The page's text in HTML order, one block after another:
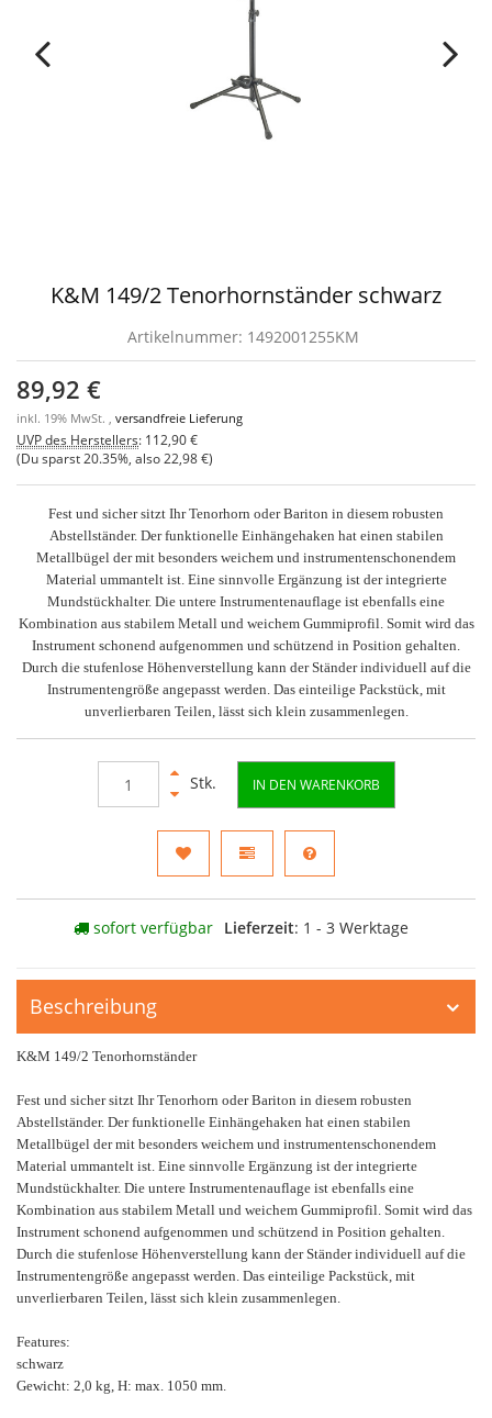
K&M 149/2 Tenorhornständer schwarz
Artikelnummer: 1492001255KM
89,92 €
inkl. 19% MwSt. , versandfreie Lieferung
UVP des Herstellers: 112,90 €
(Du sparst 20.35% , also 22,98 €)
Fest und sicher sitzt Ihr Tenorhorn oder Bariton in diesem robusten
Abstellständer. Der funktionelle Einhängehaken hat einen stabilen
Metallbügel der mit besonders weichem und instrumentenschonendem
Material ummantelt ist. Eine sinnvolle Ergänzung ist der integrierte
Mundstückhalter. Die untere Instrumentenauflage ist ebenfalls eine
Kombination aus stabilem Metall und weichem Gummiprofil. Somit wird das
Instrument schonend aufgenommen und schützend in Position gehalten.
Durch die stufenlose Höhenverstellung kann der Ständer individuell auf die
Instrumentengröße angepasst werden. Das einteilige Packstück, mit
unverlierbaren Teilen, lässt sich klein zusammenlegen.
Stk. IN DEN WARENKORB
sofort verfügbar Lieferzeit: 1 - 3 Werktage
Beschreibung
K&M 149/2 Tenorhornständer
Fest und sicher sitzt Ihr Tenorhorn oder Bariton in diesem robusten
Abstellständer. Der funktionelle Einhängehaken hat einen stabilen
Metallbügel der mit besonders weichem und instrumentenschonendem
Material ummantelt ist. Eine sinnvolle Ergänzung ist der integrierte
Mundstückhalter. Die untere Instrumentenauflage ist ebenfalls eine
Kombination aus stabilem Metall und weichem Gummiprofil. Somit wird das
Instrument schonend aufgenommen und schützend in Position gehalten.
Durch die stufenlose Höhenverstellung kann der Ständer individuell auf die
Instrumentengröße angepasst werden. Das einteilige Packstück, mit
unverlierbaren Teilen, lässt sich klein zusammenlegen.
Features:
schwarz
Gewicht: 2,0 kg, H: max. 1050 mm.